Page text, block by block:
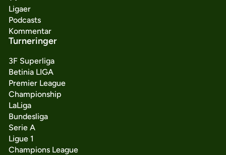
Ligaer
Podcasts
Kommentar
Turneringer
3F Superliga
Betinia LIGA
Premier League
Championship
LaLiga
Bundesliga
Serie A
Ligue 1
Champions League